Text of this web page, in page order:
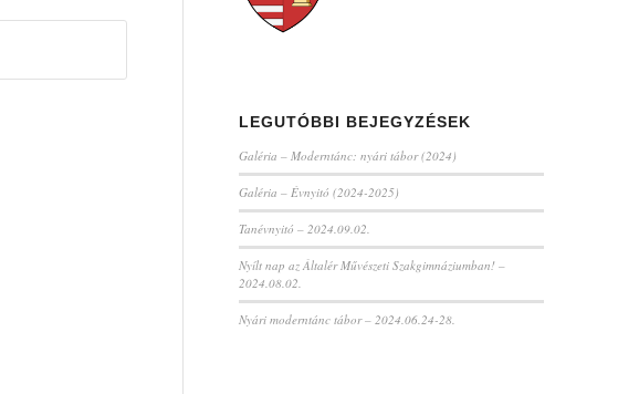
LEGUTÓBBI BEJEGYZÉSEK
Galéria – Moderntánc: nyári tábor (2024)
Galéria – Évnyitó (2024-2025)
Tanévnyitó – 2024.09.02.
Nyílt nap az Általér Művészeti Szakgimnáziumban! –
2024.08.02.
Nyári moderntánc tábor – 2024.06.24-28.